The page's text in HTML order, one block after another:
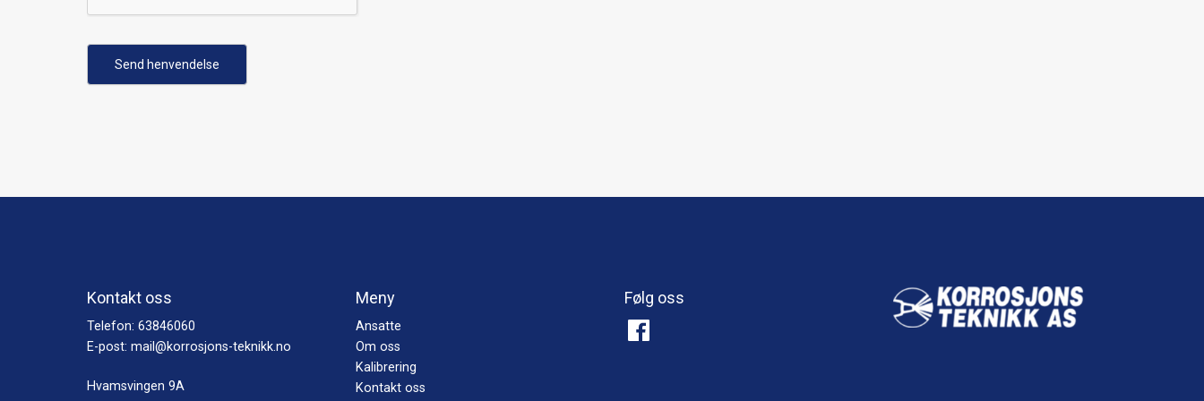
Send henvendelse
Kontakt oss
Telefon: 63846060
E-post: mail@korrosjons-teknikk.no
Hvamsvingen 9A
Meny
Ansatte
Om oss
Kalibrering
Kontakt oss
Følg oss